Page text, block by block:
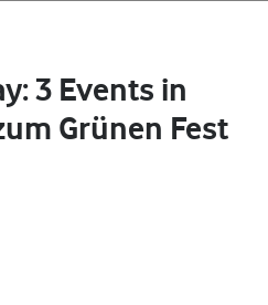
3 Events in
Grünen Fest